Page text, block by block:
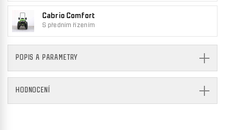
Cabrio Comfort
S předním řízením
POPIS A PARAMETRY
HODNOCENÍ